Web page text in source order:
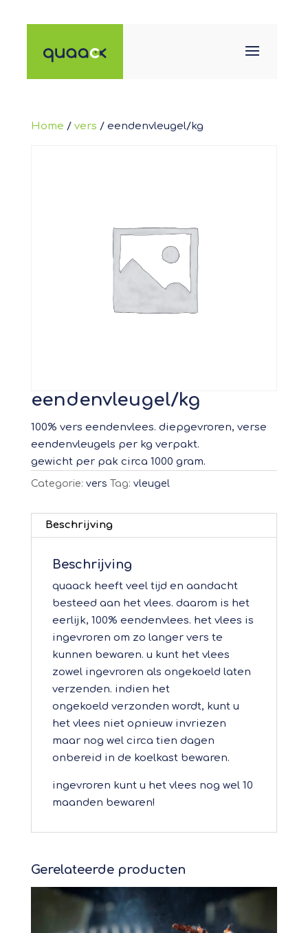
Home / vers / eendenvleugel/kg
eendenvleugel/kg
100% vers eendenvlees. diepgevroren, verse
eendenvleugels per kg verpakt.
gewicht per pak circa 1000 gram.
Categorie: vers Tag: vleugel
Beschrijving
Beschrijving
quaack heeft veel tijd en aandacht
besteed aan het vlees. daarom is het
eerlijk, 100% eendenvlees. het vlees is
ingevroren om zo langer vers te
kunnen bewaren. u kunt het vlees
zowel ingevroren als ongekoeld laten
verzenden. indien het
ongekoeld verzonden wordt, kunt u
het vlees niet opnieuw invriezen
maar nog wel circa tien dagen
onbereid in de koelkast bewaren.
ingevroren kunt u het vlees nog wel 10
maanden bewaren!
Gerelateerde producten